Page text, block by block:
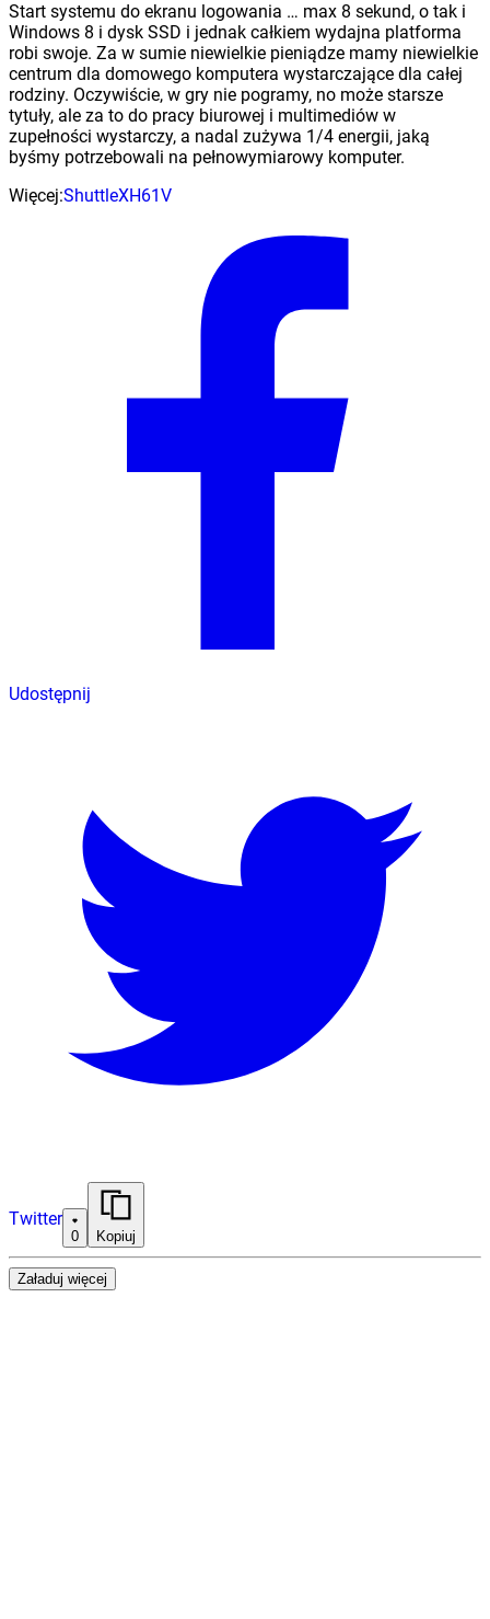
Start systemu do ekranu logowania … max 8 sekund, o tak i
Windows 8 i dysk SSD i jednak całkiem wydajna platforma
robi swoje. Za w sumie niewielkie pieniądze mamy niewielkie
centrum dla domowego komputera wystarczające dla całej
rodziny. Oczywiście, w gry nie pogramy, no może starsze
tytuły, ale za to do pracy biurowej i multimediów w
zupełności wystarczy, a nadal zużywa 1/4 energii, jaką
byśmy potrzebowali na pełnowymiarowy komputer.
Więcej:ShuttleXH61V
Udostępnij
Twitter
0 Kopiuj
Załaduj więcej